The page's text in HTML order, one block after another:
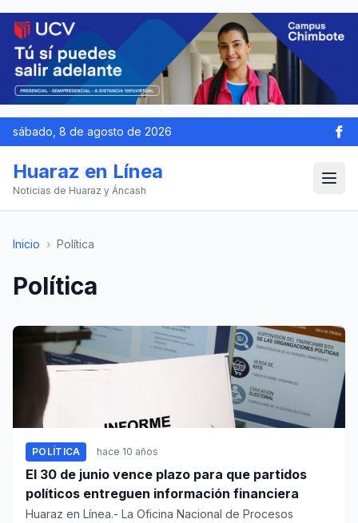
sábado, 8 de agosto de 2026
Huaraz en Línea
Noticias de Huaraz y Áncash
Inicio › Política
Política
POLÍTICA hace 10 años
El 30 de junio vence plazo para que partidos
políticos entreguen información financiera
Huaraz en Línea.- La Oficina Nacional de Procesos